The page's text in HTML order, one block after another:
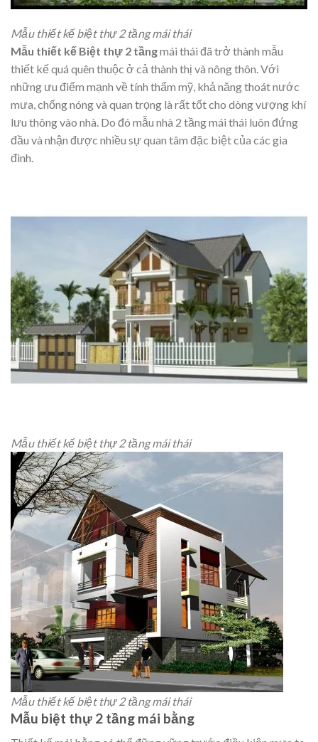
Mẫu thiết kế biệt thự 2 tầng mái thái
Mẫu thiết kế Biệt thự 2 tầngmái thái đã trở thành mẫu
thiết kế quá quên thuộc ở cả thành thị và nông thôn. Với
những ưu điểm mạnh về tính thẩm mỹ, khả năng thoát nước
mưa, chống nóng và quan trọng là rất tốt cho dòng vượng khí
lưu thông vào nhà. Do đó mẫu nhà 2 tầng mái thái luôn đứng
đầu và nhận được nhiều sự quan tâm đặc biệt của các gia
đình.
Mẫu thiết kế biệt thự 2 tầng mái thái
Mẫu thiết kế biệt thự 2 tầng mái thái
Mẫu biệt thự 2 tầng mái bằng